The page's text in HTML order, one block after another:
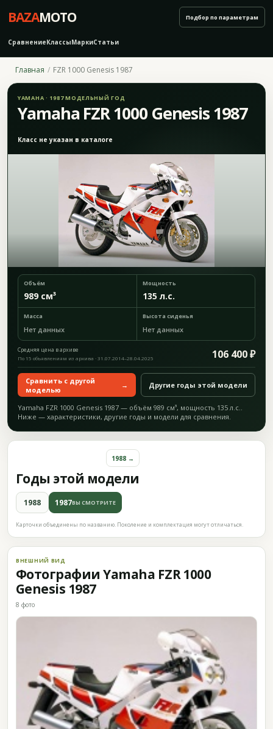
BAZAMOTO
СравнениеКлассыМаркиСтатьи
Подбор по параметрам
Главная FZR 1000 Genesis 1987
YAMAHA · 1987 МОДЕЛЬНЫЙ ГОД
Yamaha FZR 1000 Genesis 1987
Класс не указан в каталоге
Объём
989 см³
Мощность
135 л.с.
Масса
Нет данных
Высота сиденья
Нет данных
Средняя цена в архиве 106 400 ₽
По 15 объявлениям из архива · 31.07.2014–28.04.2025
Сравнить с другой
моделью
→ Другие годы этой модели
Yamaha FZR 1000 Genesis 1987 — объём 989 см³, мощность 135 л.с..
Ниже — характеристики, другие годы и модели для сравнения.
Годы этой модели
1988 →
1988 1987ВЫ СМОТРИТЕ
Карточки объединены по названию. Поколение и комплектация могут отличаться.
ВНЕШНИЙ ВИД
Фотографии Yamaha FZR 1000
Genesis 1987
8 фото